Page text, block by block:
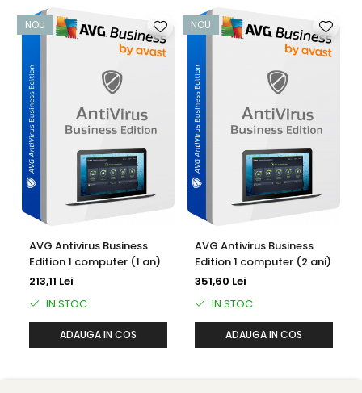
informațiile personale. De asemenea, protejează parolele
și numerele cărților de credit.
AVG Anti-Rootkit
Ajută la detectarea și eliminarea software-ului rootkit
periculos care ascunde alte software-uri rău intenționate
care încearcă să preia controlul asupra computerelor
clienților dvs.
Detectare avansată
Tehnologie de detectare a focarelor bazată pe cloud
pentru a ajuta la identificarea în timp real chiar și a celor
mai noi variante de malware și a focarelor.
NOU
AVG Antivirus Business
Edition 1 computer (1 an)
213,11 Lei
IN STOC
ADAUGA IN COS
NOU
AVG Antivirus Business
Edition 1 computer (2 ani)
351,60 Lei
IN STOC
ADAUGA IN COS